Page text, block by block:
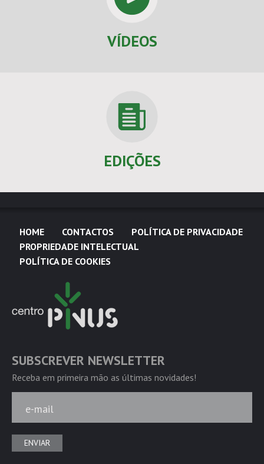
VÍDEOS
EDIÇÕES
HOME CONTACTOS
POLÍTICA DE PRIVACIDADE
PROPRIEDADE INTELECTUAL
POLÍTICA DE COOKIES
SUBSCREVER NEWSLETTER
Receba em primeira mão as últimas novidades!
e-mail
ENVIAR